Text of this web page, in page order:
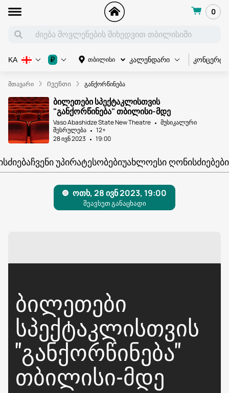
0
თბილისი კალენდარი კონცერტი
KA ₽
მთავარი Ივენთი განქორწინება
ბილეთები სპექტაკლისთვის
"განქორწინება" თბილისი-მდე
Vaso Abashidze State New Theatre
მუსიკალური
შესრულება
12+
28 ივნ 2023
19:00
ᲩᲕᲔᲜᲘ ᲣᲞᲘᲠᲐᲢᲔᲡᲝᲑᲔᲑᲘᲣᲐᲮᲚᲝᲔᲡᲘ ᲦᲝᲜᲘᲡᲫᲘᲔᲑᲔᲑᲘ
ᲑᲘᲚᲔᲗᲔᲑᲘ
ᲡᲞᲔᲥᲢᲐᲙᲚᲘᲡᲗᲕᲘᲡ
"ᲒᲐᲜᲥᲝᲠᲬᲘᲜᲔᲑᲐ"
ᲗᲑᲘᲚᲘᲡᲘ-ᲛᲓᲔ